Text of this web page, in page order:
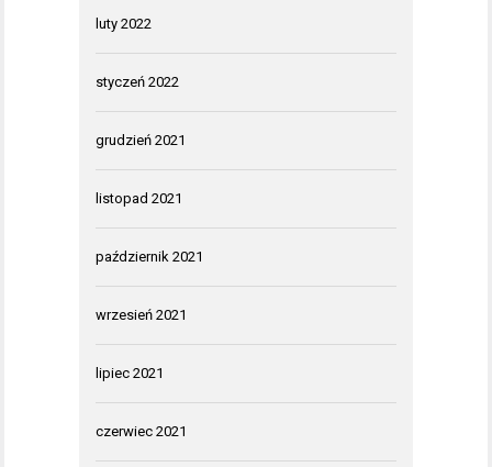
luty 2022
styczeń 2022
grudzień 2021
listopad 2021
październik 2021
wrzesień 2021
lipiec 2021
czerwiec 2021